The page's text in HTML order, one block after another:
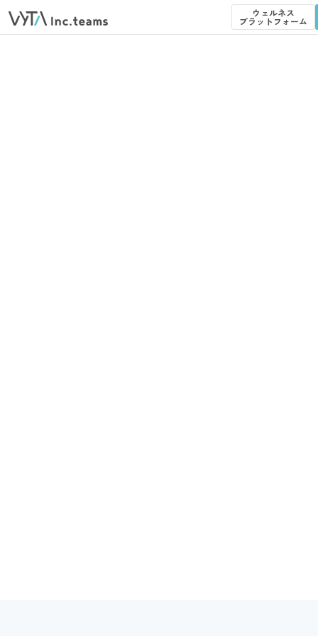
ウェルネス
プラットフォーム
ウェルネス
プラットフォーム